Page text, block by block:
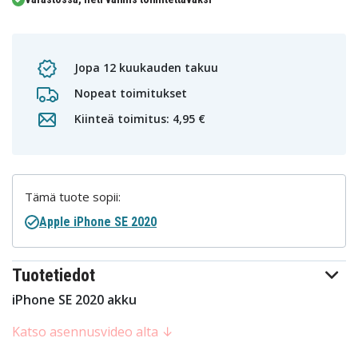
Jopa 12 kuukauden takuu
Nopeat toimitukset
Kiinteä toimitus: 4,95 €
Tuotetiedot
iPhone SE 2020 akku
Katso asennusvideo alta ↓
Tämä tuote sopii:
Apple iPhone SE 2020